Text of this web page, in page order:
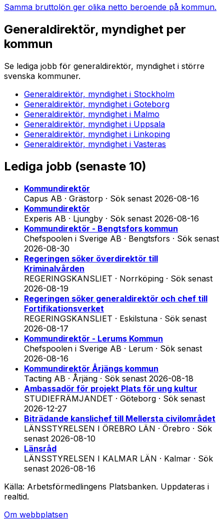
Samma bruttolön ger olika netto beroende på kommun.
Generaldirektör, myndighet per
kommun
Se lediga jobb för generaldirektör, myndighet i större
svenska kommuner.
Generaldirektör, myndighet i Stockholm
Generaldirektör, myndighet i Goteborg
Generaldirektör, myndighet i Malmo
Generaldirektör, myndighet i Uppsala
Generaldirektör, myndighet i Linkoping
Generaldirektör, myndighet i Vasteras
Lediga jobb (senaste 10)
Kommundirektör
Capus AB · Grästorp · Sök senast 2026-08-16
Kommundirektör
Experis AB · Ljungby · Sök senast 2026-08-16
Kommundirektör - Bengtsfors kommun
Chefspoolen i Sverige AB · Bengtsfors · Sök senast
2026-08-30
Regeringen söker överdirektör till
Kriminalvården
REGERINGSKANSLIET · Norrköping · Sök senast
2026-08-19
Regeringen söker generaldirektör och chef till
Fortifikationsverket
REGERINGSKANSLIET · Eskilstuna · Sök senast
2026-08-17
Kommundirektör - Lerums Kommun
Chefspoolen i Sverige AB · Lerum · Sök senast
2026-08-16
Kommundirektör Årjängs kommun
Tacting AB · Årjäng · Sök senast 2026-08-18
Ambassadör för projekt Plats för ung kultur
STUDIEFRÄMJANDET · Göteborg · Sök senast
2026-12-27
Biträdande kanslichef till Mellersta civilområdet
LÄNSSTYRELSEN I ÖREBRO LÄN · Örebro · Sök
senast 2026-08-10
Länsråd
LÄNSSTYRELSEN I KALMAR LÄN · Kalmar · Sök
senast 2026-08-16
Källa: Arbetsförmedlingens Platsbanken. Uppdateras i
realtid.
Om webbplatsen